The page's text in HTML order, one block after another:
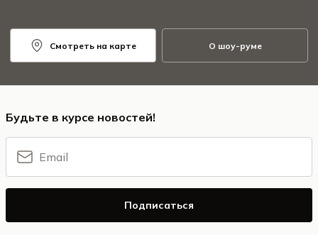
Смотреть на карте О шоу-руме
Будьте в курсе новостей!
Подписаться